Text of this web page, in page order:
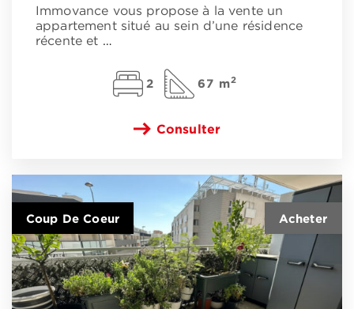
Immovance vous propose à la vente un
appartement situé au sein d’une résidence
récente et …
2 67 m2
Consulter
Coup De Coeur